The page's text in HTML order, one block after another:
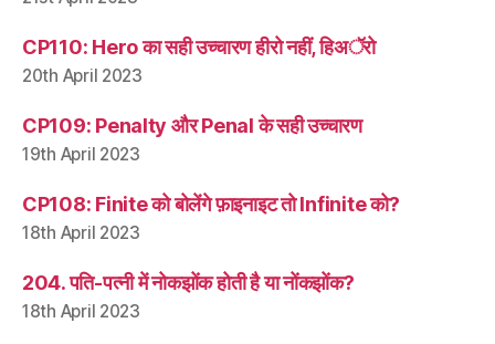
CP110: Hero का सही उच्चारण हीरो नहीं, हिअॅरो
20th April 2023
CP109: Penalty और Penal के सही उच्चारण
19th April 2023
CP108: Finite को बोलेंगे फ़ाइनाइट तो Infinite को?
18th April 2023
204. पति-पत्नी में नोकझोंक होती है या नोंकझोंक?
18th April 2023